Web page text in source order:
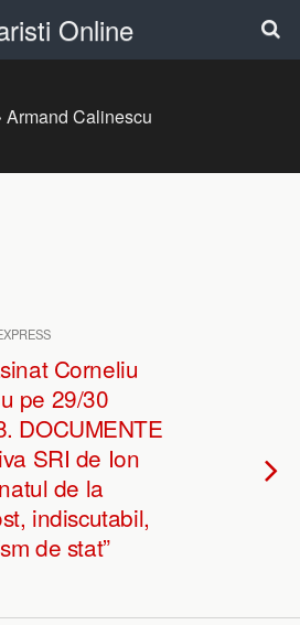
Online
Armand Calinescu
Corneliu
pe 29/30
DOCUMENTE
SRI de Ion
de la
indiscutabil,
de stat”